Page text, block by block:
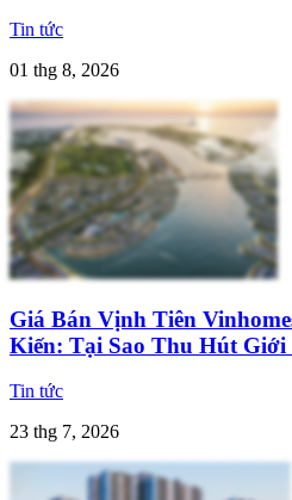
Tin tức
01 thg 8, 2026
Giá Bán Vịnh Tiên
Kiến: Tại Sao Thu Hút
Tin tức
23 thg 7, 2026